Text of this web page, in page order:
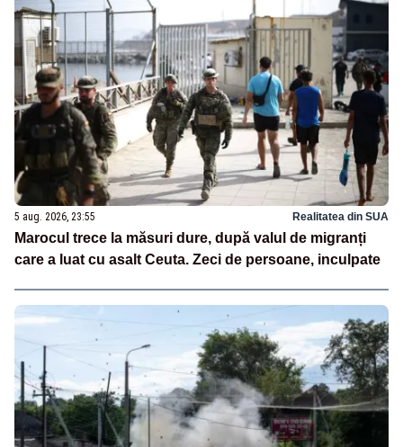
5 aug. 2026, 23:55 Realitatea din SUA
Marocul trece la măsuri dure, după valul de migranți
care a luat cu asalt Ceuta. Zeci de persoane, inculpate